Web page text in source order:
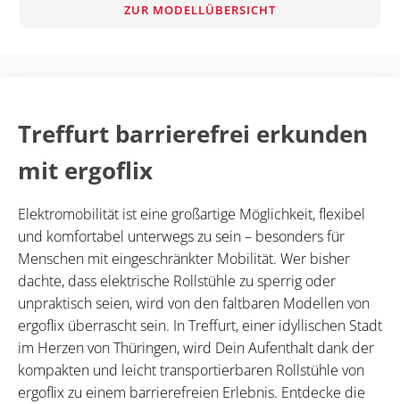
ZUR MODELLÜBERSICHT
Treffurt barrierefrei erkunden
mit ergoflix
Elektromobilität ist eine großartige Möglichkeit, flexibel
und komfortabel unterwegs zu sein – besonders für
Menschen mit eingeschränkter Mobilität. Wer bisher
dachte, dass elektrische Rollstühle zu sperrig oder
unpraktisch seien, wird von den faltbaren Modellen von
ergoflix überrascht sein. In Treffurt, einer idyllischen Stadt
im Herzen von Thüringen, wird Dein Aufenthalt dank der
kompakten und leicht transportierbaren Rollstühle von
ergoflix zu einem barrierefreien Erlebnis. Entdecke die